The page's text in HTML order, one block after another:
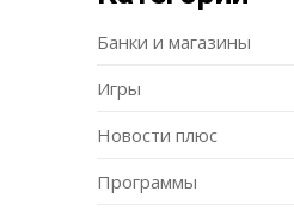
Банки и магазины
Игры
Новости плюс
Программы